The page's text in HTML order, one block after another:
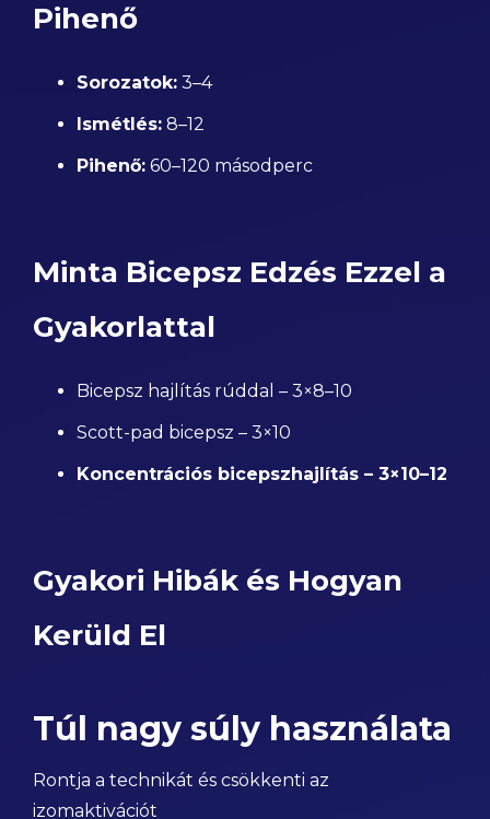
Pihenő
Sorozatok: 3–4
Ismétlés: 8–12
Pihenő: 60–120 másodperc
Minta Bicepsz Edzés Ezzel a
Gyakorlattal
Bicepsz hajlítás rúddal – 3×8–10
Scott-pad bicepsz – 3×10
Koncentrációs bicepszhajlítás – 3×10–12
Gyakori Hibák és Hogyan
Kerüld El
Túl nagy súly használata
Rontja a technikát és csökkenti az
izomaktivációt